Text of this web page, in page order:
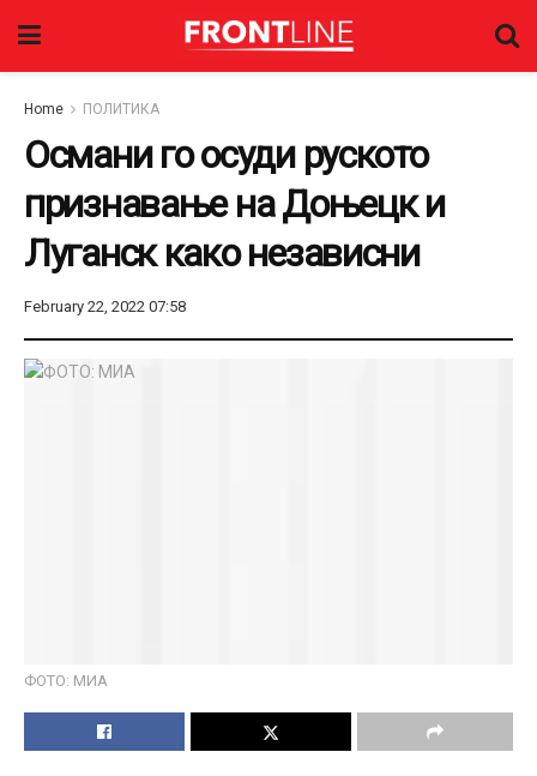
Home ПОЛИТИКА
Османи го осуди руското
признавање на Доњецк и
Луганск како независни
February 22, 2022 07:58
ФОТО: МИА